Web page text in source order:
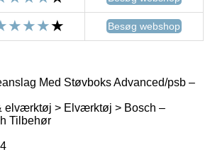
Besøg webshop
Med Støvboks Advanced/psb –
elværktøj > Elværktøj > Bosch –
Tilbehør